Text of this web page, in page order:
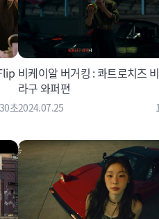
30초
비케이알 버거킹 : 콰트로치즈
라구 와퍼편
2024.07.25